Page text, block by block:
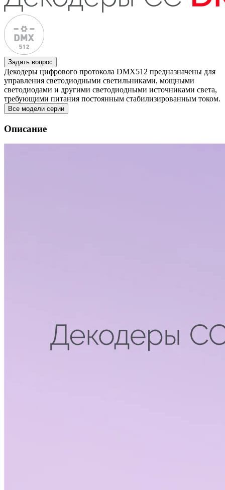
Задать вопрос
Декодеры цифрового протокола DMX512 предназначены для
управления светодиодными светильниками, мощными
светодиодами и другими светодиодными источниками света,
требующими питания постоянным стабилизированным током.
Все модели серии
Описание